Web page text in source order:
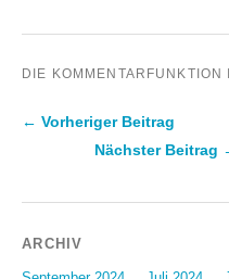
DIE KOMMENTARFUNKTION
← Vorheriger Beitrag
Nächster Beitrag
ARCHIV